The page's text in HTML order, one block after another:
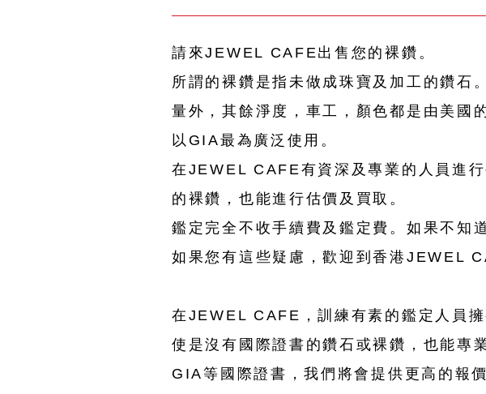
請來JEWEL CAFE出售您的裸鑽。
所謂的裸鑽是指未做成珠寶及加工的鑽石
量外，其餘淨度，車工，顏色都是由美國
以GIA最為廣泛使用。
在JEWEL CAFE有資深及專業的人員進
的裸鑽，也能進行估價及買取。
鑑定完全不收手續費及鑑定費。如果不知
如果您有這些疑慮，歡迎到香港JEWEL
在JEWEL CAFE，訓練有素的鑑定人員
使是沒有國際證書的鑽石或裸鑽，也能專
GIA等國際證書，我們將會提供更高的報